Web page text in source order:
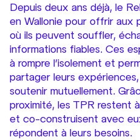
Depuis deux ans déjà, le
en Wallonie pour offrir aux
où ils peuvent souffler,
informations fiables. Ces
à rompre l’isolement et
partager leurs
soutenir mutuellement.
proximité, les TPR restent
et co-construisent avec
répondent à leurs besoins.